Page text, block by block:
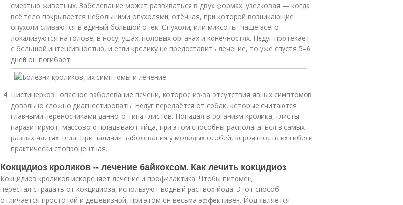
смертью животных. Заболевание может развиваться в двух формах: узелковая — когда
всё тело покрывается небольшими опухолями; отёчная, при которой возникающие
опухоли сливаются в единый большой отёк. Опухоли, или миксоты, чаще всего
локализуются на голове, в носу, ушах, половых органах и конечностях. Недуг протекает
с большой интенсивностью, и если кролику не предоставить лечение, то уже спустя 5–6
дней он погибает.
Цистицеркоз : опасное заболевание печени, которое из-за отсутствия явных симптомов
довольно сложно диагностировать. Недуг передаётся от собак, которые считаются
главными переносчиками данного типа глистов. Попадая в организм кролика, глисты
паразитируют, массово откладывают яйца, при этом способны располагаться в самых
разных частях тела. При наличии заболевания у молодых особей, вероятность их гибели
практически стопроцентная.
Кокцидиоз кроликов -- лечение байкоксом. Как лечить кокцидиоз
Кокцидиоз кроликов искореняет лечение и профилактика. Чтобы питомец
перестал страдать от кокцидиоза, используют водный раствор йода. Этот способ
отличается простотой и дешевизной, при этом он весьма эффективен. Йод является